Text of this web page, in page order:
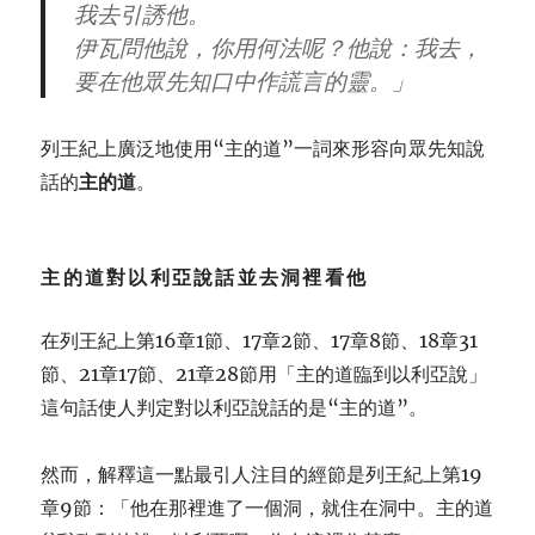
我去引誘他。
伊瓦問他說，你用何法呢？他說：我去，
要在他眾先知口中作謊言的靈。」
列王紀上廣泛地使用“主的道”一詞來形容向眾先知說
話的主的道。
主的道對以利亞說話並去洞裡看他
在列王紀上第16章1節、17章2節、17章8節、18章31
節、21章17節、21章28節用「主的道臨到以利亞說」
這句話使人判定對以利亞說話的是“主的道”。
然而，解釋這一點最引人注目的經節是列王紀上第19
章9節：「他在那裡進了一個洞，就住在洞中。主的道